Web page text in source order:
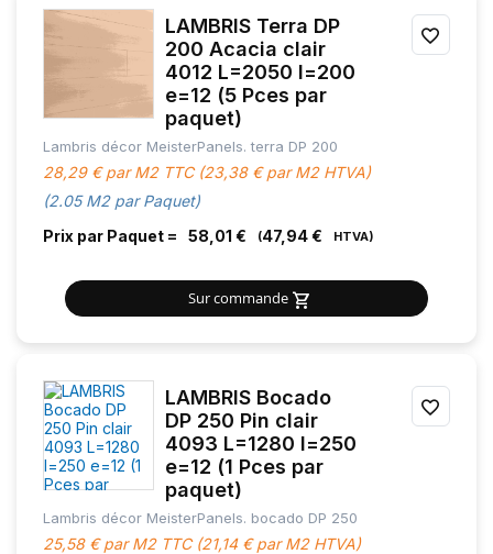
LAMBRIS Terra DP
200 Acacia clair
4012 L=2050 l=200
e=12 (5 Pces par
paquet)
Lambris décor MeisterPanels. terra DP 200
28,29 € par M2 TTC (23,38 € par M2 HTVA)
(2.05 M2 par Paquet)
Prix par Paquet =
58,01 € 47,94 €
Sur commande
LAMBRIS Bocado
DP 250 Pin clair
4093 L=1280 l=250
e=12 (1 Pces par
paquet)
Lambris décor MeisterPanels. bocado DP 250
25,58 € par M2 TTC (21,14 € par M2 HTVA)